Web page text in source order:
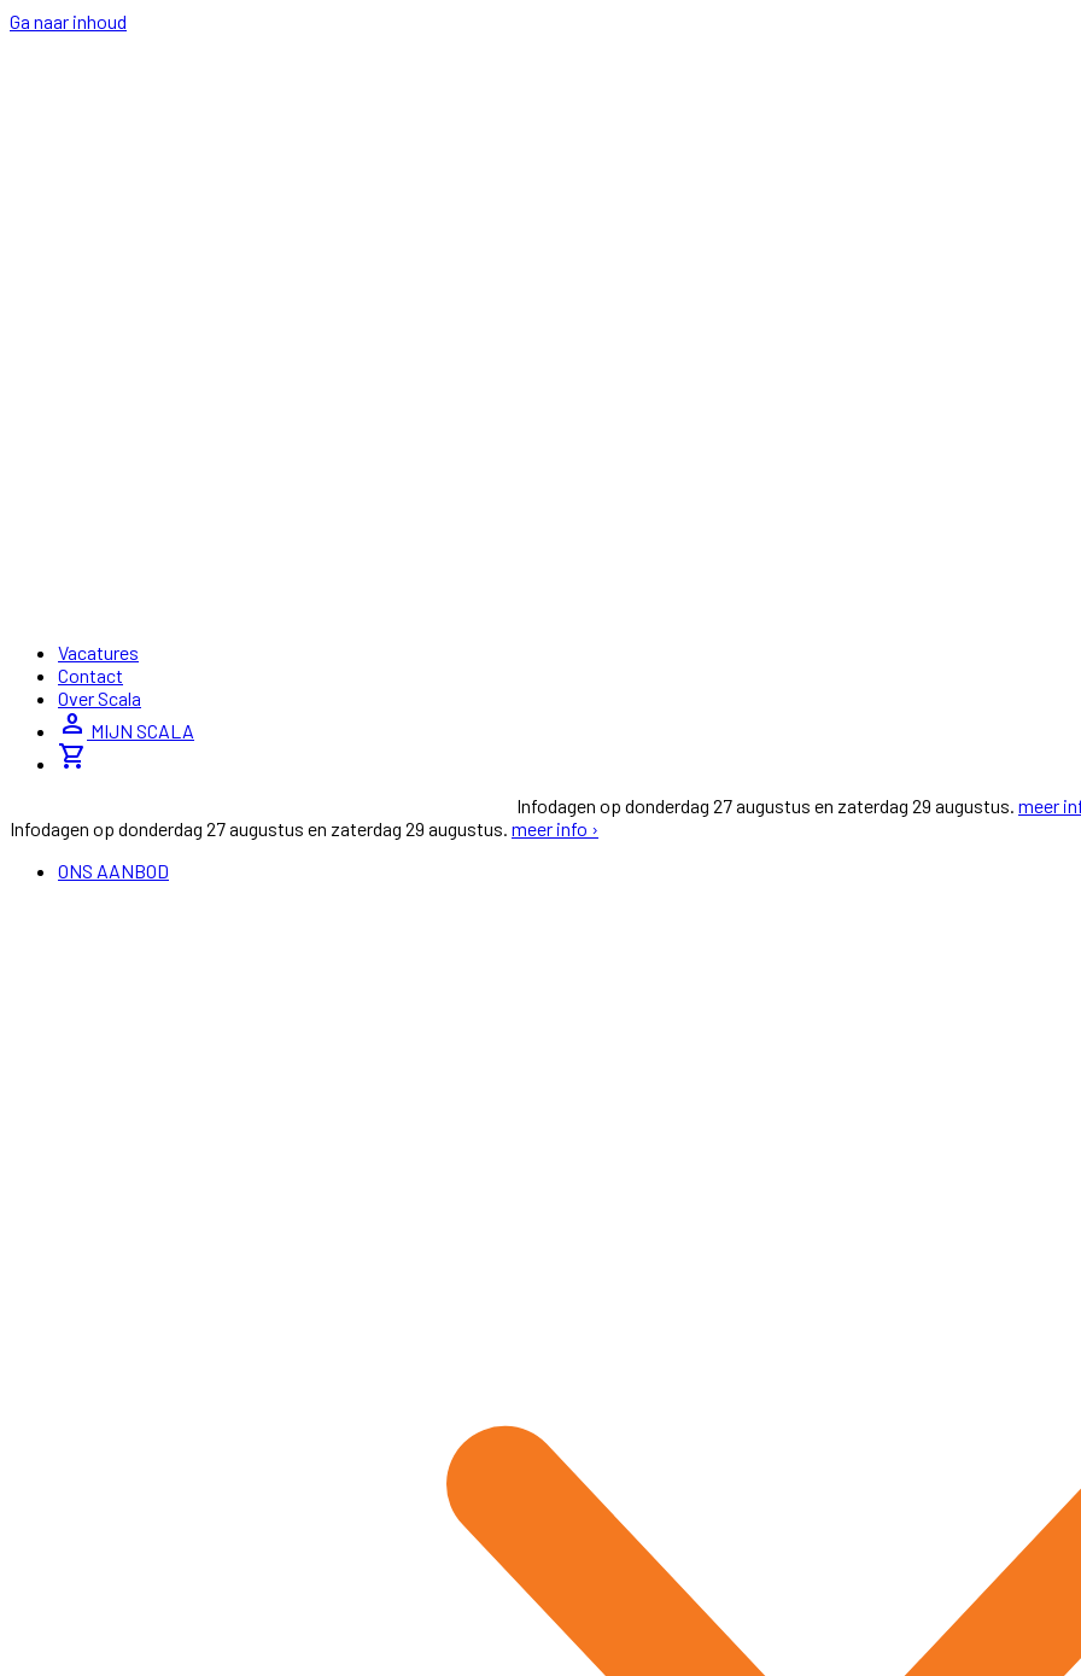
Ga naar inhoud
Vacatures
Contact
Over Scala
person MIJN SCALA
shopping_cart
Infodagen op donderdag 27 augustus en zaterdag 29 augustus. meer
Infodagen op donderdag 27 augustus en zaterdag 29 augustus. meer info ›
ONS AANBOD